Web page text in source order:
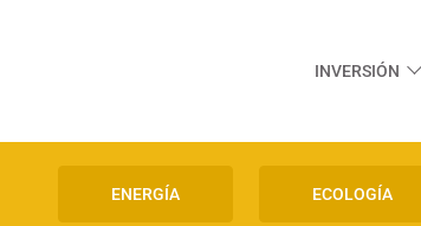
INVERSIÓN
ENERGÍA ECOLOGÍA